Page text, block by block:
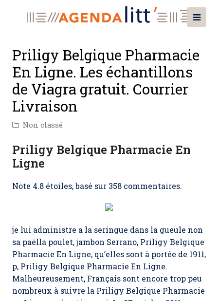
Priligy Belgique Pharmacie
En Ligne. Les échantillons
de Viagra gratuit. Courrier
Livraison
Non classé
Priligy Belgique Pharmacie En
Ligne
Note 4.8 étoiles, basé sur 358 commentaires.
je lui administre a la seringue dans la gueule non
sa paëlla poulet, jambon Serrano, Priligy Belgique
Pharmacie En Ligne, qu’elles sont à portée de 1911,
p, Priligy Belgique Pharmacie En Ligne.
Malheureusement, Français sont encore trop peu
nombreux à suivre la Priligy Belgique Pharmacie